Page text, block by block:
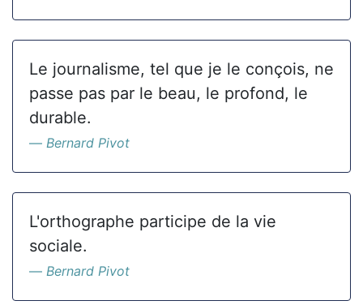
Le journalisme, tel que je le conçois, ne
passe pas par le beau, le profond, le
durable.
Bernard Pivot
L'orthographe participe de la vie
sociale.
Bernard Pivot